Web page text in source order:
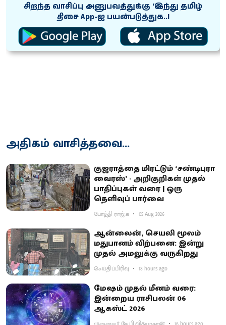
சிறந்த வாசிப்பு அனுபவத்துக்கு ‘இந்து தமிழ்
திசை App-ஐ பயன்படுத்துக..!
அதிகம் வாசித்தவை...
குஜராத்தை மிரட்டும் ‘சண்டிபுரா
வைரஸ்’ - அறிகுறிகள் முதல்
பாதிப்புகள் வரை | ஒரு
தெளிவுப் பார்வை
போத்தி ராஜ்.க 05 Aug 2026
ஆன்லைன், செயலி மூலம்
மதுபானம் விற்பனை: இன்று
முதல் அமலுக்கு வருகிறது
செய்திப்பிரிவு 18 hours ago
மேஷம் முதல் மீனம் வரை:
இன்றைய ராசிபலன் 06
ஆகஸ்ட் 2026